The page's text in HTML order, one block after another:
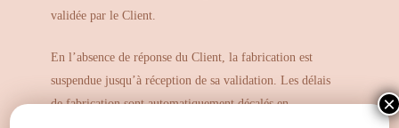
validée par le Client.
En l’absence de réponse du Client, la fabrication est
suspendue jusqu’à réception de sa validation. Les délais
de fabrication sont automatiquement décalés en
×